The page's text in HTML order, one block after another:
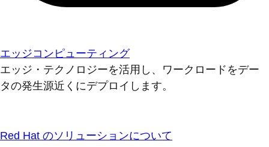
エッジコンピューティング
エッジ・テクノロジーを活用し、ワークロードをデー
タの発生源近くにデプロイします。
Red Hat のソリューションについて